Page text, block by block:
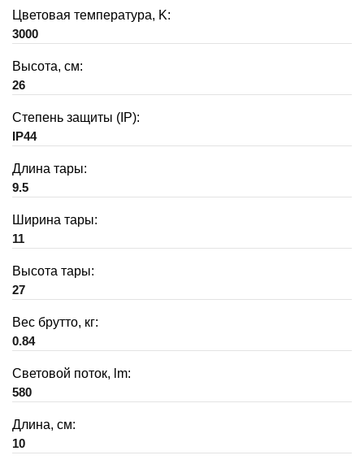
Цветовая температура, K:
3000
Высота, см:
26
Степень защиты (IP):
IP44
Длина тары:
9.5
Ширина тары:
11
Высота тары:
27
Вес брутто, кг:
0.84
Световой поток, lm:
580
Длина, см:
10